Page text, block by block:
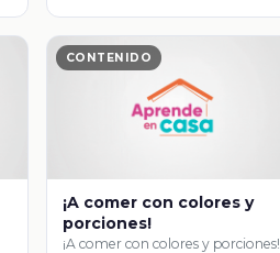
CONTENIDO
¡A comer con colores y
porciones!
¡A comer con colores y porciones!